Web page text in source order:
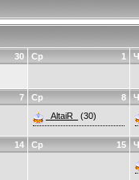
30 1
Ср
7 8
Ср
_AltaiR_
(30)
14 15
Ср